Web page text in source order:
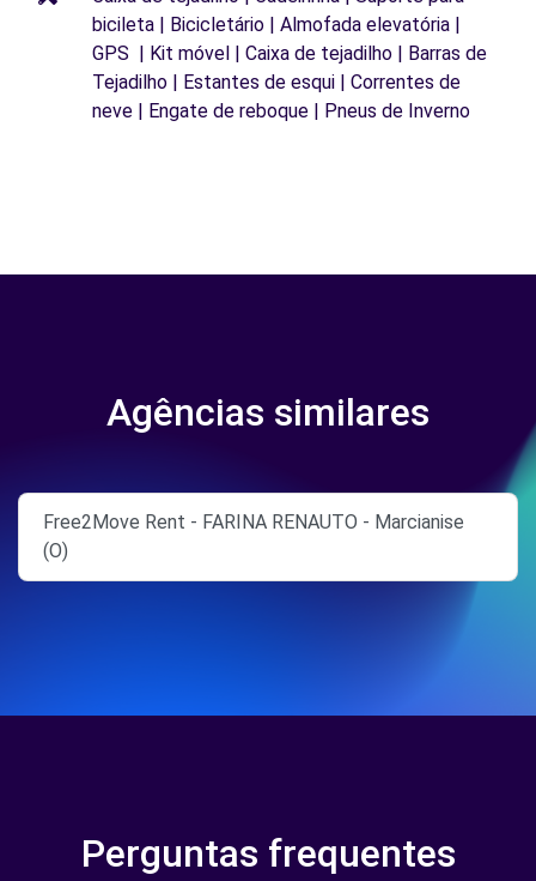
bicileta | Bicicletário | Almofada elevatória |
GPS | Kit móvel | Caixa de tejadilho | Barras de
Tejadilho | Estantes de esqui | Correntes de
neve | Engate de reboque | Pneus de Inverno
Agências similares
Free2Move Rent - FARINA RENAUTO - Marcianise
(O)
Perguntas frequentes